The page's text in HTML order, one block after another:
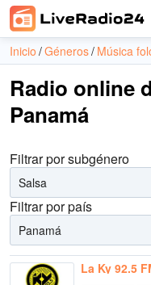
Inicio Géneros Música
Radio online
Panamá
Filtrar por subgénero
Salsa
Filtrar por país
Panamá
La Ky 92.5